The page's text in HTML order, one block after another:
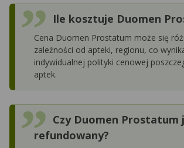
Ile kosztuje Duomen
Cena Duomen Prostatum może się
zależności od apteki, regionu, co
indywidualnej polityki cenowej
aptek.
Czy Duomen Prostatum
refundowany?